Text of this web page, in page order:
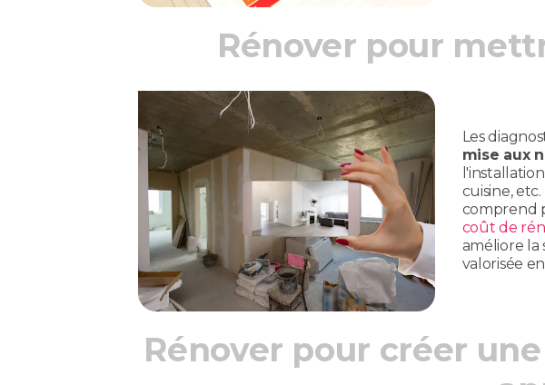
Rénover pour
Les
mise aux
cuisine,
comprend
coût de
améliore la
valorisée
Rénover pour créer